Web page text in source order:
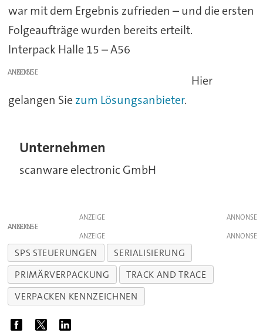
war mit dem Ergebnis zufrieden – und die ersten
Folgeaufträge wurden bereits erteilt.
Interpack Halle 15 – A56
ANZEIGE
Hier
gelangen Sie zum Lösungsanbieter.
Unternehmen
scanware electronic GmbH
ANZEIGE
ANZEIGE
ANZEIGE
SPS STEUERUNGEN
SERIALISIERUNG
PRIMÄRVERPACKUNG
TRACK AND TRACE
VERPACKEN KENNZEICHNEN